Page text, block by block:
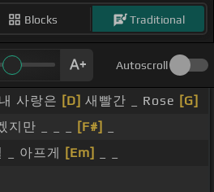
Blocks Traditional
Autoscroll
내 사랑은 [D] 새빨간 _ Rose [G]
지만 _ _ _ [F#]
_ 아프게 [Em]